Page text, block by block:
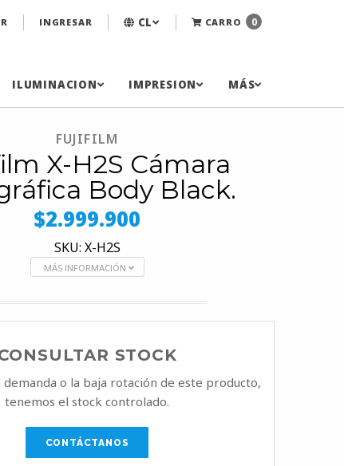
INGRESAR CL CARRO 0
ILUMINACION IMPRESION MÁS
FUJIFILM
X-H2S Cámara
Body Black.
$2.999.900
SKU: X-H2S
MÁS INFORMACIÓN
STOCK
demanda o la baja rotación de este producto,
tenemos el stock controlado.
CONTÁCTANOS